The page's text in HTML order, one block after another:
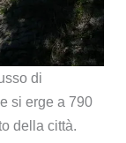
di
si erge a 790
della città.